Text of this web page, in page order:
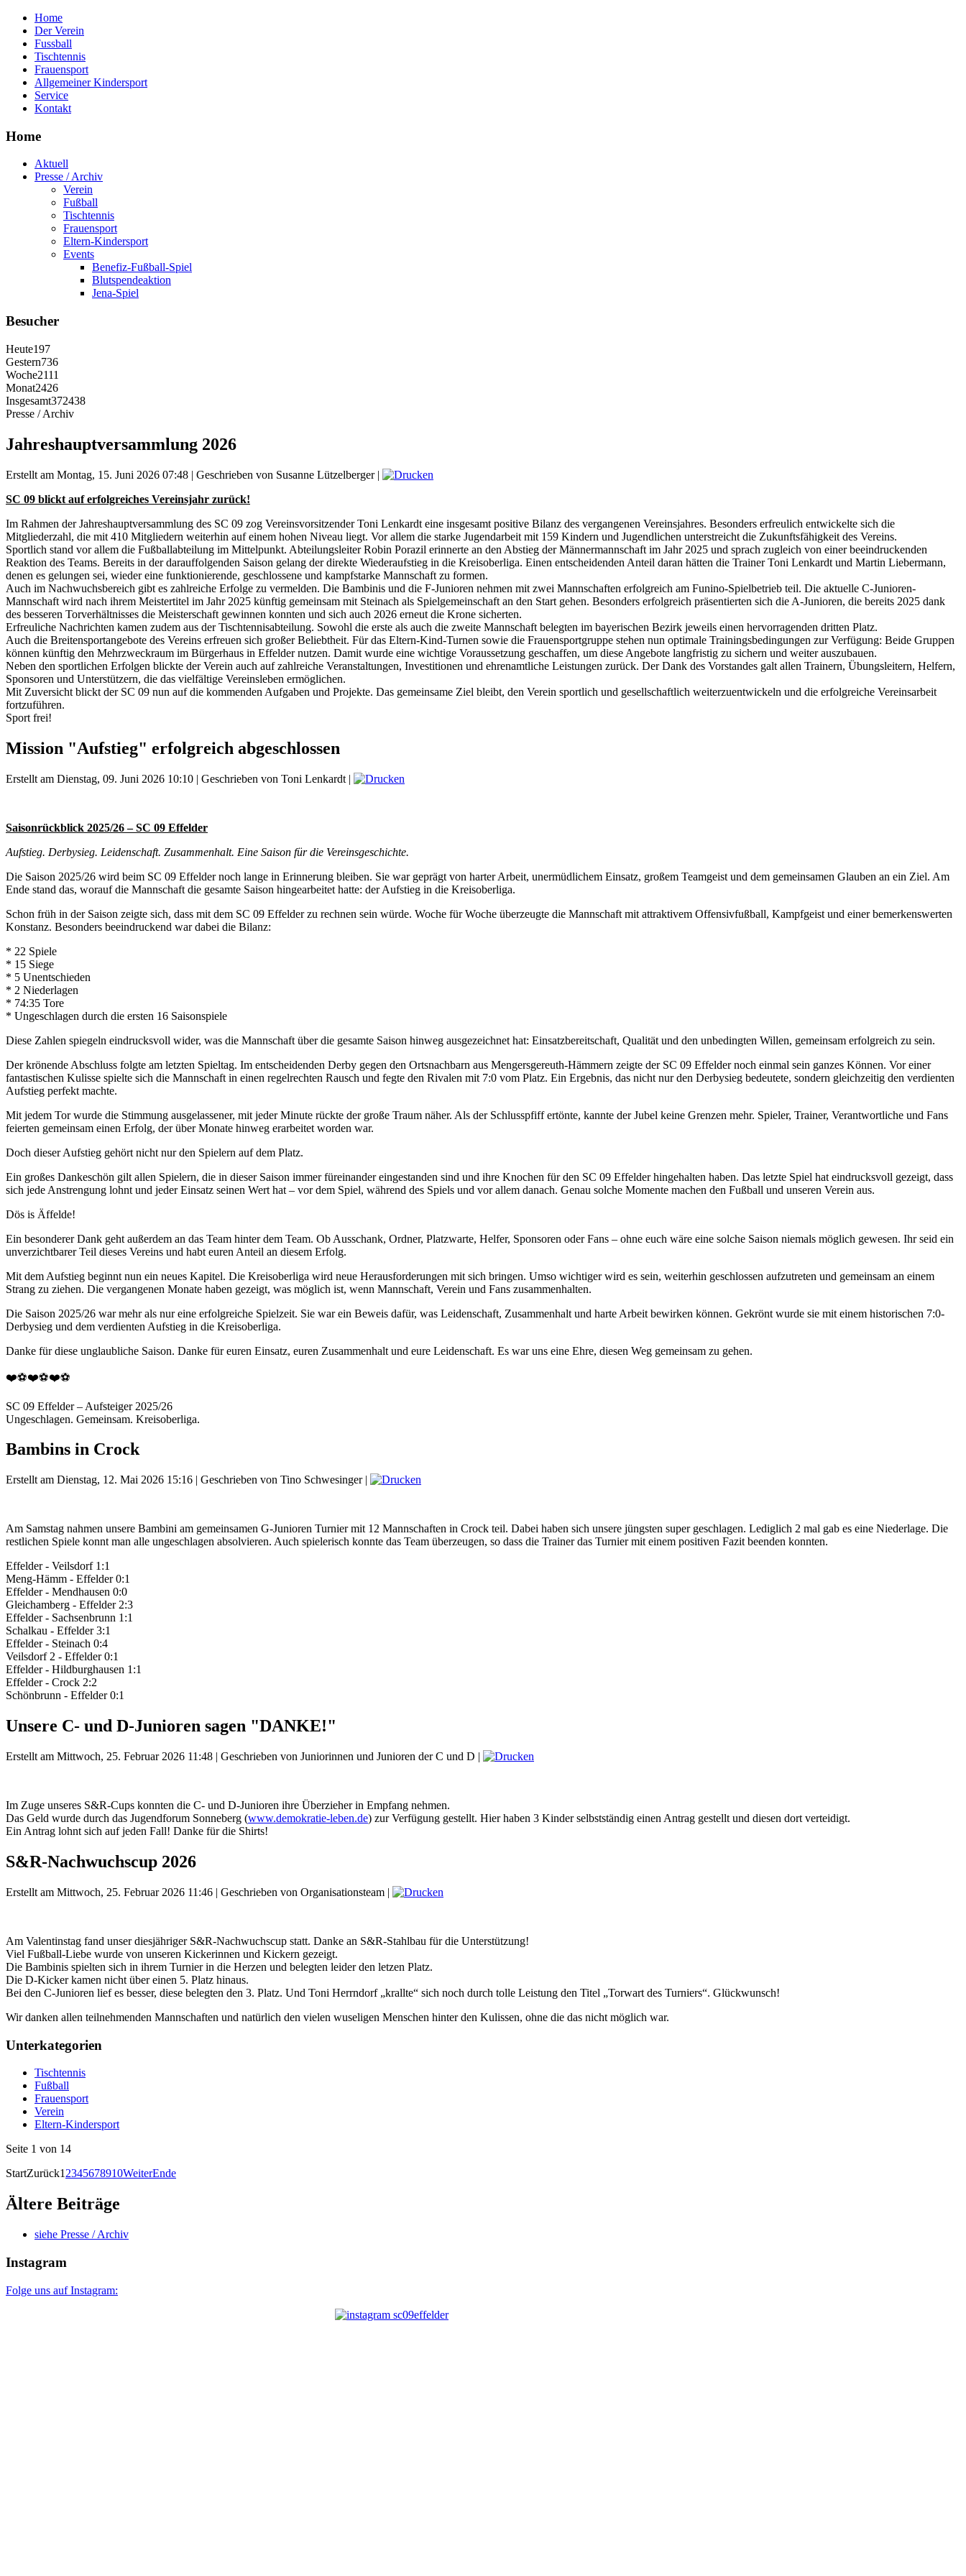
Home
Der Verein
Fussball
Tischtennis
Frauensport
Allgemeiner Kindersport
Service
Kontakt
Home
Aktuell
Presse / Archiv
Verein
Fußball
Tischtennis
Frauensport
Eltern-Kindersport
Events
Benefiz-Fußball-Spiel
Blutspendeaktion
Jena-Spiel
Besucher
Heute197
Gestern736
Woche2111
Monat2426
Insgesamt372438
Presse / Archiv
Jahreshauptversammlung 2026
Erstellt am Montag, 15. Juni 2026 07:48 | Geschrieben von Susanne Lützelberger|
SC 09 blickt auf erfolgreiches Vereinsjahr zurück!
Im Rahmen der Jahreshauptversammlung des SC 09 zog Vereinsvorsitzender Toni Lenkardt eine insgesamt positive Bilanz des vergangenen Vereinsjahres. Besonders erfreulich entwickelte sich die
Mitgliederzahl, die mit 410 Mitgliedern weiterhin auf einem hohen Niveau liegt. Vor allem die starke Jugendarbeit mit 159 Kindern und Jugendlichen unterstreicht die Zukunftsfähigkeit des Vereins.
Sportlich stand vor allem die Fußballabteilung im Mittelpunkt. Abteilungsleiter Robin Porazil erinnerte an den Abstieg der Männermannschaft im Jahr 2025 und sprach zugleich von einer beeindruckenden
Reaktion des Teams. Bereits in der darauffolgenden Saison gelang der direkte Wiederaufstieg in die Kreisoberliga. Einen entscheidenden Anteil daran hätten die Trainer Toni Lenkardt und Martin Liebermann,
denen es gelungen sei, wieder eine funktionierende, geschlossene und kampfstarke Mannschaft zu formen.
Auch im Nachwuchsbereich gibt es zahlreiche Erfolge zu vermelden. Die Bambinis und die F-Junioren nehmen mit zwei Mannschaften erfolgreich am Funino-Spielbetrieb teil. Die aktuelle C-Junioren-
Mannschaft wird nach ihrem Meistertitel im Jahr 2025 künftig gemeinsam mit Steinach als Spielgemeinschaft an den Start gehen. Besonders erfolgreich präsentierten sich die A-Junioren, die bereits 2025 dank
des besseren Torverhältnisses die Meisterschaft gewinnen konnten und sich auch 2026 erneut die Krone sicherten.
Erfreuliche Nachrichten kamen zudem aus der Tischtennisabteilung. Sowohl die erste als auch die zweite Mannschaft belegten im bayerischen Bezirk jeweils einen hervorragenden dritten Platz.
Auch die Breitensportangebote des Vereins erfreuen sich großer Beliebtheit. Für das Eltern-Kind-Turnen sowie die Frauensportgruppe stehen nun optimale Trainingsbedingungen zur Verfügung: Beide Gruppen
können künftig den Mehrzweckraum im Bürgerhaus in Effelder nutzen. Damit wurde eine wichtige Voraussetzung geschaffen, um diese Angebote langfristig zu sichern und weiter auszubauen.
Neben den sportlichen Erfolgen blickte der Verein auch auf zahlreiche Veranstaltungen, Investitionen und ehrenamtliche Leistungen zurück. Der Dank des Vorstandes galt allen Trainern, Übungsleitern, Helfern,
Sponsoren und Unterstützern, die das vielfältige Vereinsleben ermöglichen.
Mit Zuversicht blickt der SC 09 nun auf die kommenden Aufgaben und Projekte. Das gemeinsame Ziel bleibt, den Verein sportlich und gesellschaftlich weiterzuentwickeln und die erfolgreiche Vereinsarbeit
fortzuführen.
Sport frei!
Mission "Aufstieg" erfolgreich abgeschlossen
Erstellt am Dienstag, 09. Juni 2026 10:10 | Geschrieben von Toni Lenkardt |
Saisonrückblick 2025/26 – SC 09 Effelder
Aufstieg. Derbysieg. Leidenschaft. Zusammenhalt. Eine Saison für die Vereinsgeschichte.
Die Saison 2025/26 wird beim SC 09 Effelder noch lange in Erinnerung bleiben. Sie war geprägt von harter Arbeit, unermüdlichem Einsatz, großem Teamgeist und dem gemeinsamen Glauben an ein Ziel. Am
Ende stand das, worauf die Mannschaft die gesamte Saison hingearbeitet hatte: der Aufstieg in die Kreisoberliga.
Schon früh in der Saison zeigte sich, dass mit dem SC 09 Effelder zu rechnen sein würde. Woche für Woche überzeugte die Mannschaft mit attraktivem Offensivfußball, Kampfgeist und einer bemerkenswerten
Konstanz. Besonders beeindruckend war dabei die Bilanz:
* 22 Spiele
* 15 Siege
* 5 Unentschieden
* 2 Niederlagen
* 74:35 Tore
* Ungeschlagen durch die ersten 16 Saisonspiele
Diese Zahlen spiegeln eindrucksvoll wider, was die Mannschaft über die gesamte Saison hinweg ausgezeichnet hat: Einsatzbereitschaft, Qualität und den unbedingten Willen, gemeinsam erfolgreich zu sein.
Der krönende Abschluss folgte am letzten Spieltag. Im entscheidenden Derby gegen den Ortsnachbarn aus Mengersgereuth-Hämmern zeigte der SC 09 Effelder noch einmal sein ganzes Können. Vor einer
fantastischen Kulisse spielte sich die Mannschaft in einen regelrechten Rausch und fegte den Rivalen mit 7:0 vom Platz. Ein Ergebnis, das nicht nur den Derbysieg bedeutete, sondern gleichzeitig den verdienten
Aufstieg perfekt machte.
Mit jedem Tor wurde die Stimmung ausgelassener, mit jeder Minute rückte der große Traum näher. Als der Schlusspfiff ertönte, kannte der Jubel keine Grenzen mehr. Spieler, Trainer, Verantwortliche und Fans
feierten gemeinsam einen Erfolg, der über Monate hinweg erarbeitet worden war.
Doch dieser Aufstieg gehört nicht nur den Spielern auf dem Platz.
Ein großes Dankeschön gilt allen Spielern, die in dieser Saison immer füreinander eingestanden sind und ihre Knochen für den SC 09 Effelder hingehalten haben. Das letzte Spiel hat eindrucksvoll gezeigt, dass
sich jede Anstrengung lohnt und jeder Einsatz seinen Wert hat – vor dem Spiel, während des Spiels und vor allem danach. Genau solche Momente machen den Fußball und unseren Verein aus.
Dös is Äffelde!
Ein besonderer Dank geht außerdem an das Team hinter dem Team. Ob Ausschank, Ordner, Platzwarte, Helfer, Sponsoren oder Fans – ohne euch wäre eine solche Saison niemals möglich gewesen. Ihr seid ein
unverzichtbarer Teil dieses Vereins und habt euren Anteil an diesem Erfolg.
Mit dem Aufstieg beginnt nun ein neues Kapitel. Die Kreisoberliga wird neue Herausforderungen mit sich bringen. Umso wichtiger wird es sein, weiterhin geschlossen aufzutreten und gemeinsam an einem
Strang zu ziehen. Die vergangenen Monate haben gezeigt, was möglich ist, wenn Mannschaft, Verein und Fans zusammenhalten.
Die Saison 2025/26 war mehr als nur eine erfolgreiche Spielzeit. Sie war ein Beweis dafür, was Leidenschaft, Zusammenhalt und harte Arbeit bewirken können. Gekrönt wurde sie mit einem historischen 7:0-
Derbysieg und dem verdienten Aufstieg in die Kreisoberliga.
Danke für diese unglaubliche Saison. Danke für euren Einsatz, euren Zusammenhalt und eure Leidenschaft. Es war uns eine Ehre, diesen Weg gemeinsam zu gehen.
❤️⚽❤️⚽❤️⚽
SC 09 Effelder – Aufsteiger 2025/26
Ungeschlagen. Gemeinsam. Kreisoberliga.
Bambins in Crock
Erstellt am Dienstag, 12. Mai 2026 15:16 | Geschrieben von Tino Schwesinger|
Am Samstag nahmen unsere Bambini am gemeinsamen G-Junioren Turnier mit 12 Mannschaften in Crock teil. Dabei haben sich unsere jüngsten super geschlagen. Lediglich 2 mal gab es eine Niederlage. Die
restlichen Spiele konnt man alle ungeschlagen absolvieren. Auch spielerisch konnte das Team überzeugen, so dass die Trainer das Turnier mit einem positiven Fazit beenden konnten.
Effelder - Veilsdorf 1:1
Meng-Hämm - Effelder 0:1
Effelder - Mendhausen 0:0
Gleichamberg - Effelder 2:3
Effelder - Sachsenbrunn 1:1
Schalkau - Effelder 3:1
Effelder - Steinach 0:4
Veilsdorf 2 - Effelder 0:1
Effelder - Hildburghausen 1:1
Effelder - Crock 2:2
Schönbrunn - Effelder 0:1
Unsere C- und D-Junioren sagen "DANKE!"
Erstellt am Mittwoch, 25. Februar 2026 11:48 | Geschrieben von Juniorinnen und Junioren der C und D |
Im Zuge unseres S&R-Cups konnten die C- und D-Junioren ihre Überzieher in Empfang nehmen.
Das Geld wurde durch das Jugendforum Sonneberg (www.demokratie-leben.de) zur Verfügung gestellt. Hier haben 3 Kinder selbstständig einen Antrag gestellt und diesen dort verteidigt.
Ein Antrag lohnt sich auf jeden Fall! Danke für die Shirts!
S&R-Nachwuchscup 2026
Erstellt am Mittwoch, 25. Februar 2026 11:46 | Geschrieben von Organisationsteam |
Am Valentinstag fand unser diesjähriger S&R-Nachwuchscup statt. Danke an S&R-Stahlbau für die Unterstützung!
Viel Fußball-Liebe wurde von unseren Kickerinnen und Kickern gezeigt.
Die Bambinis spielten sich in ihrem Turnier in die Herzen und belegten leider den letzen Platz.
Die D-Kicker kamen nicht über einen 5. Platz hinaus.
Bei den C-Junioren lief es besser, diese belegten den 3. Platz. Und Toni Herrndorf „krallte“ sich noch durch tolle Leistung den Titel „Torwart des Turniers“. Glückwunsch!
Wir danken allen teilnehmenden Mannschaften und natürlich den vielen wuseligen Menschen hinter den Kulissen, ohne die das nicht möglich war.
Unterkategorien
Tischtennis
Fußball
Frauensport
Verein
Eltern-Kindersport
Seite 1 von 14
StartZurück1 2345678910WeiterEnde
Ältere Beiträge
siehe Presse / Archiv
Instagram
Folge uns auf Instagram: